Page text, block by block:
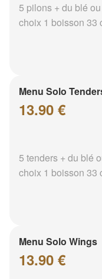
5 pilons + du blé
choix 1 boisson 33
Menu Solo
13.90 €
5 tenders + du blé
choix 1 boisson 33
Menu Solo Wings
13.90 €